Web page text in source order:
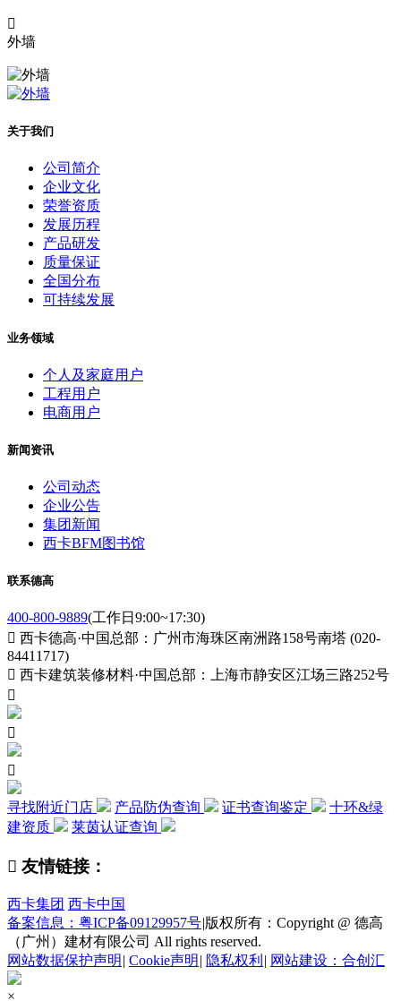

外墙
关于我们
公司简介
企业文化
荣誉资质
发展历程
产品研发
质量保证
全国分布
可持续发展
业务领域
个人及家庭用户
工程用户
电商用户
新闻资讯
公司动态
企业公告
集团新闻
西卡BFM图书馆
联系德高
400-800-9889(工作日9:00~17:30)
 西卡德高·中国总部：广州市海珠区南洲路158号南塔 (020-
84411717)
 西卡建筑装修材料·中国总部：上海市静安区江场三路252号



寻找附近门店 产品防伪查询 证书查询鉴定
十环&绿
建资质
莱茵认证查询
 友情链接：
西卡集团 西卡中国
备案信息：粤ICP备09129957号|版权所有：Copyright @ 德高
（广州）建材有限公司 All rights reserved.
网站数据保护声明 | Cookie声明 | 隐私权利 | 网站建设：合创汇
×